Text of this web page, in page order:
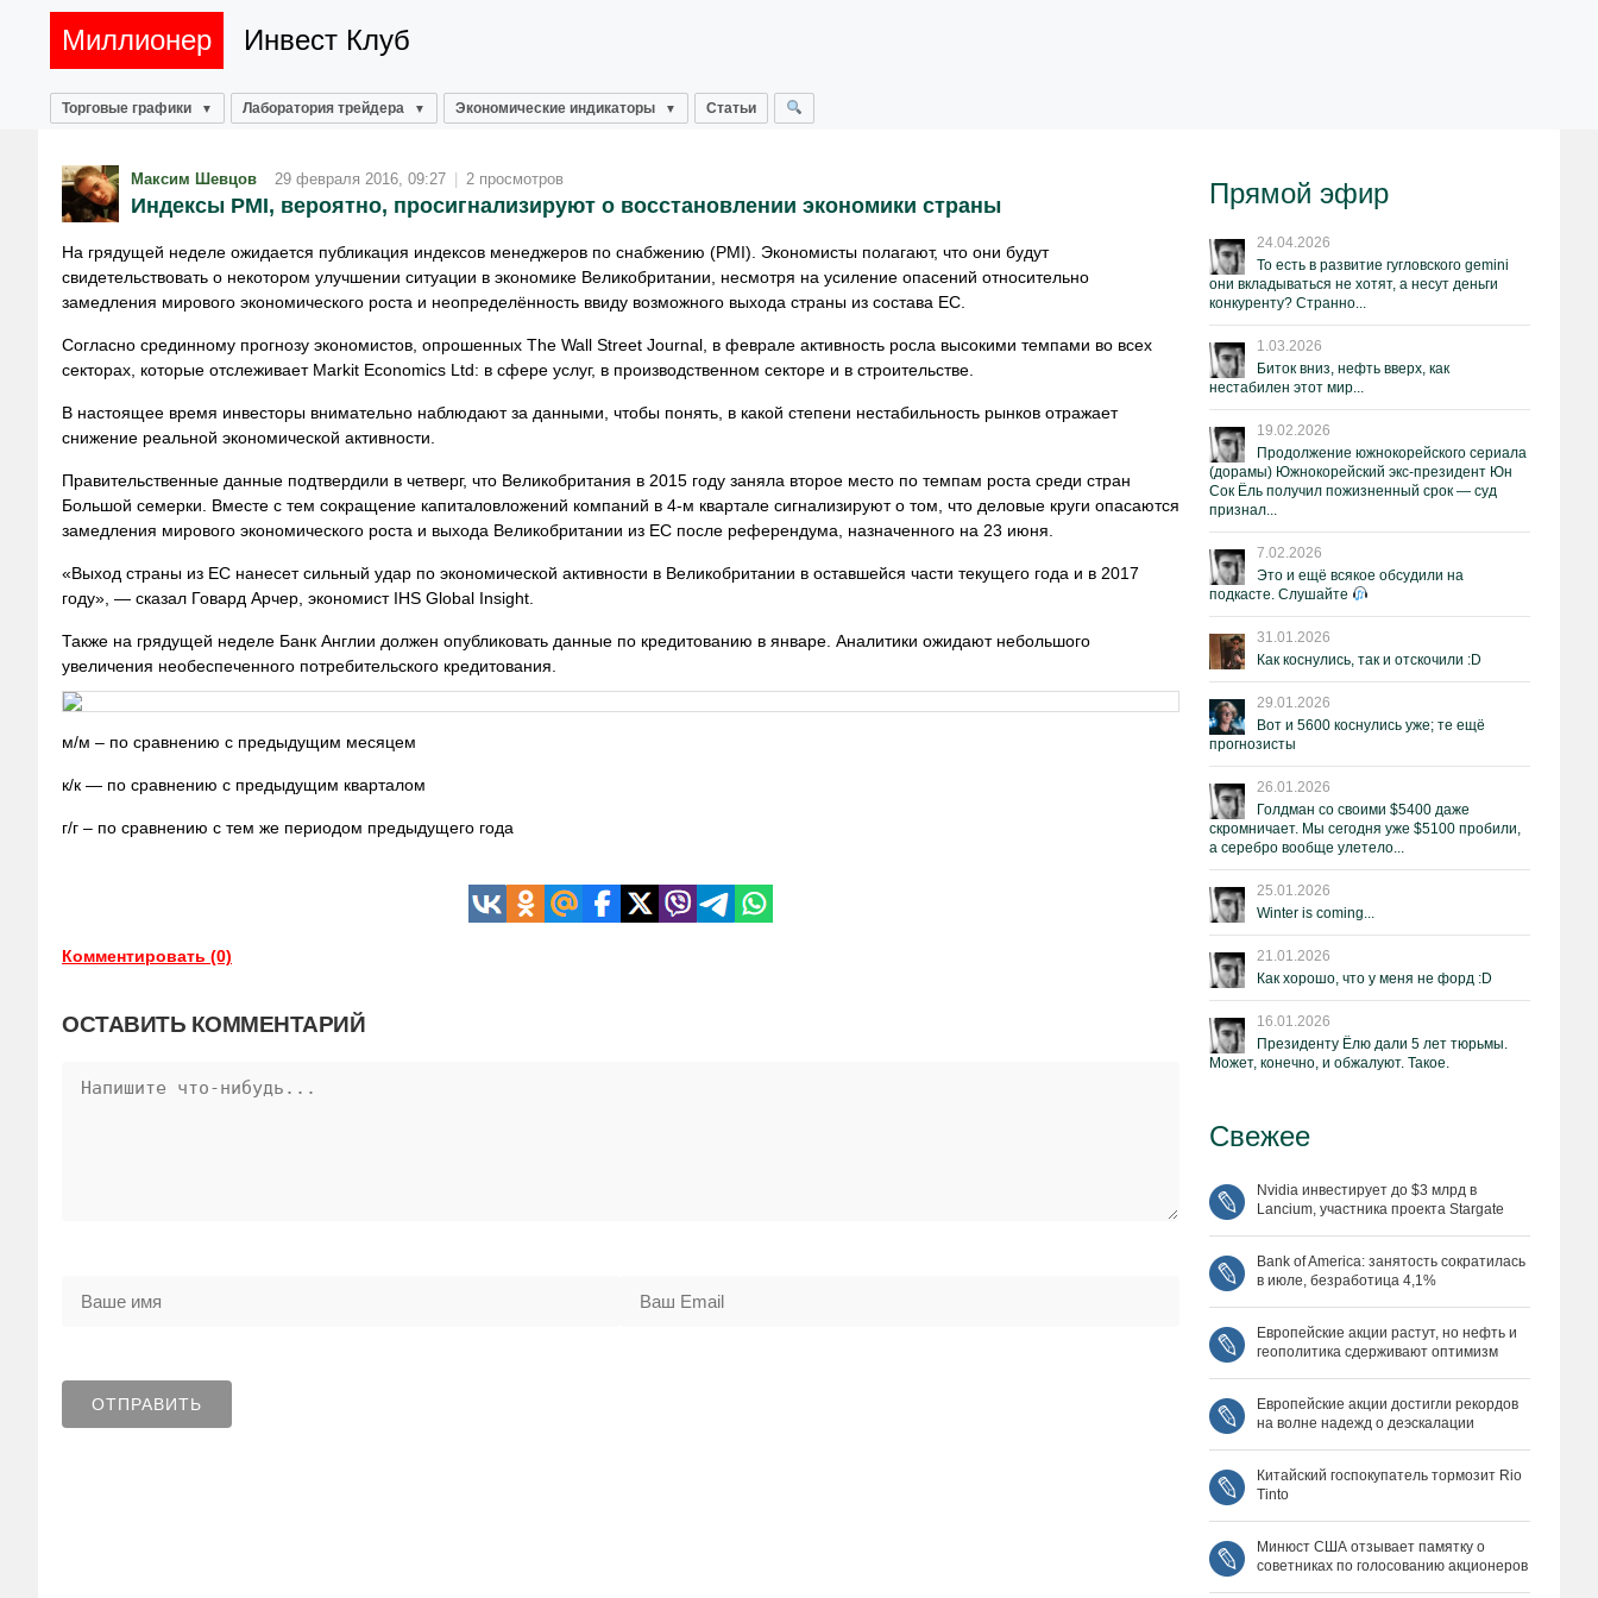
Миллионер Инвест Клуб
Торговые графики Лаборатория трейдера Экономические индикаторы Статьи
Максим Шевцов 29 февраля 2016, 09:27 | 2 просмотров
Индексы PMI, вероятно, просигнализируют о восстановлении экономики страны
На грядущей неделе ожидается публикация индексов менеджеров по снабжению (PMI). Экономисты полагают, что они будут
свидетельствовать о некотором улучшении ситуации в экономике Великобритании, несмотря на усиление опасений относительно
замедления мирового экономического роста и неопределённость ввиду возможного выхода страны из состава ЕС.
Согласно срединному прогнозу экономистов, опрошенных The Wall Street Journal, в феврале активность росла высокими темпами во всех
секторах, которые отслеживает Markit Economics Ltd: в сфере услуг, в производственном секторе и в строительстве.
В настоящее время инвесторы внимательно наблюдают за данными, чтобы понять, в какой степени нестабильность рынков отражает
снижение реальной экономической активности.
Правительственные данные подтвердили в четверг, что Великобритания в 2015 году заняла второе место по темпам роста среди стран
Большой семерки. Вместе с тем сокращение капиталовложений компаний в 4-м квартале сигнализируют о том, что деловые круги опасаются
замедления мирового экономического роста и выхода Великобритании из ЕС после референдума, назначенного на 23 июня.
«Выход страны из ЕС нанесет сильный удар по экономической активности в Великобритании в оставшейся части текущего года и в 2017
году», — сказал Говард Арчер, экономист IHS Global Insight.
Также на грядущей неделе Банк Англии должен опубликовать данные по кредитованию в январе. Аналитики ожидают небольшого
увеличения необеспеченного потребительского кредитования.
м/м – по сравнению с предыдущим месяцем
к/к — по сравнению с предыдущим кварталом
г/г – по сравнению с тем же периодом предыдущего года
Комментировать (0)
ОСТАВИТЬ КОММЕНТАРИЙ
Прямой эфир
24.04.2026
То есть в развитие гугловского gemini
они вкладываться не хотят, а несут деньги
конкуренту? Странно...
1.03.2026
Биток вниз, нефть вверх, как
нестабилен этот мир...
19.02.2026
Продолжение южнокорейского сериала
(дорамы) Южнокорейский экс-президент Юн
Сок Ёль получил пожизненный срок — суд
признал...
7.02.2026
Это и ещё всякое обсудили на
подкасте. Слушайте
31.01.2026
Как коснулись, так и отскочили :D
29.01.2026
Вот и 5600 коснулись уже; те ещё
прогнозисты
26.01.2026
Голдман со своими $5400 даже
скромничает. Мы сегодня уже $5100 пробили,
а серебро вообще улетело...
25.01.2026
Winter is coming...
21.01.2026
Как хорошо, что у меня не форд :D
16.01.2026
Президенту Ёлю дали 5 лет тюрьмы.
Может, конечно, и обжалуют. Такое.
Свежее
Nvidia инвестирует до $3 млрд в
Lancium, участника проекта Stargate
Bank of America: занятость сократилась
в июле, безработица 4,1%
Европейские акции растут, но нефть и
геополитика сдерживают оптимизм
Европейские акции достигли рекордов
на волне надежд о деэскалации
Китайский госпокупатель тормозит Rio
Tinto
Минюст США отзывает памятку о
советниках по голосованию акционеров